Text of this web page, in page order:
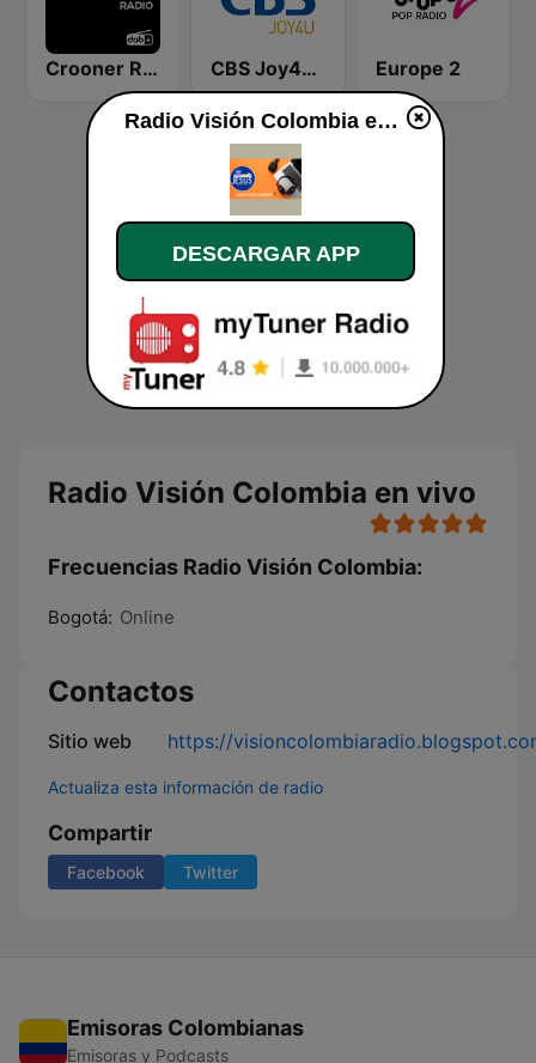
Crooner Radio CBS Joy4U-CBS 라디오 Europe 2
Radio Visión Colombia en vivo
Frecuencias Radio Visión Colombia:
Bogotá: Online
Contactos
Sitio web https://
Actualiza esta información de radio
Compartir
Facebook Twitter
Emisoras Colombianas
Emisoras y Podcasts
Radio Visión Colombia en vivo
DESCARGAR APP